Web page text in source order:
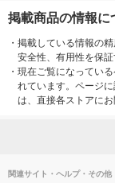
掲載商品の情報に
・ 掲載している情報の
安全性、有用性を保証
・ 現在ご覧になってい
れています。ページ
は、直接各ストアにお
関連サイト・ヘルプ・その他